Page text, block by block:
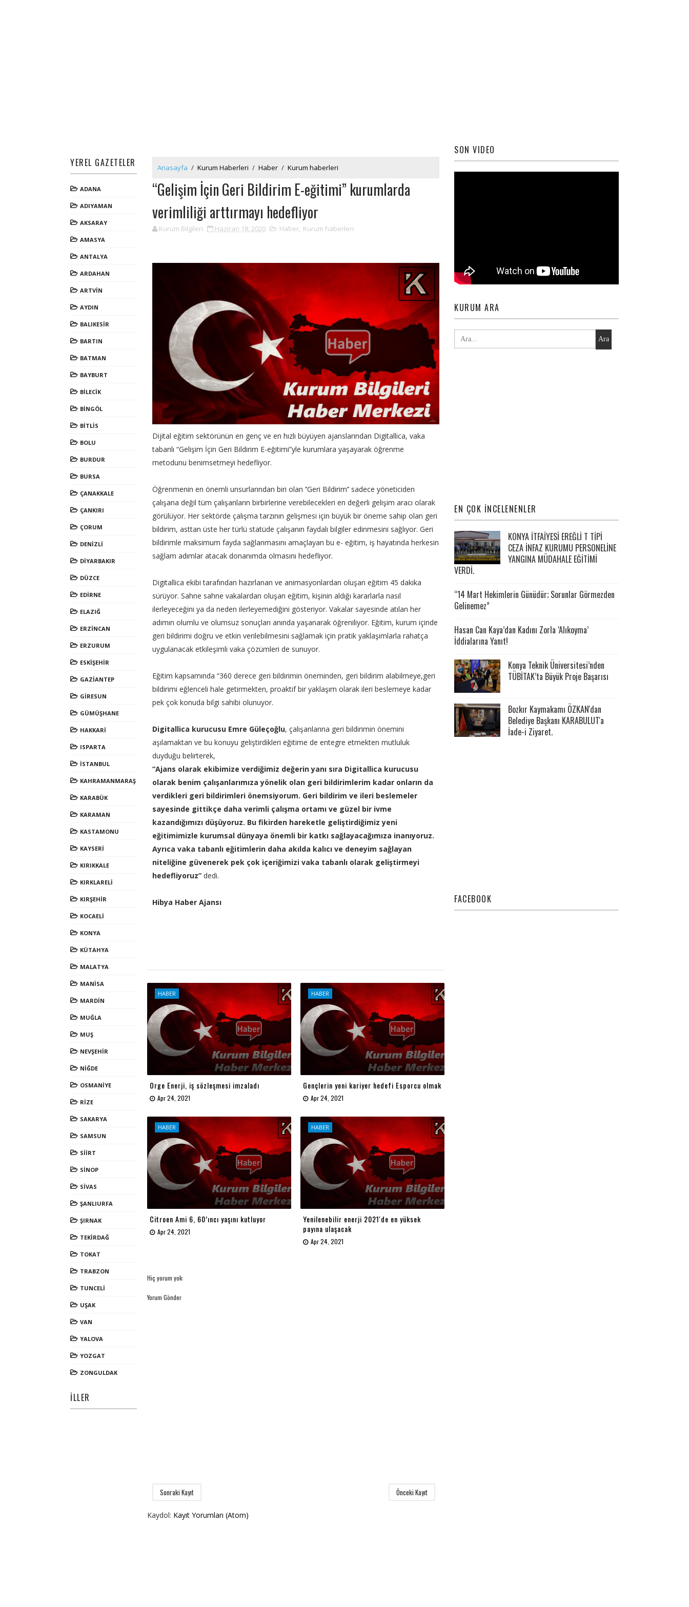
YEREL GAZETELER
ADANA
ADIYAMAN
AKSARAY
AMASYA
ANTALYA
ARDAHAN
ARTVİN
AYDIN
BALIKESİR
BARTIN
BATMAN
BAYBURT
BİLECİK
BİNGÖL
BİTLİS
BOLU
BURDUR
BURSA
ÇANAKKALE
ÇANKIRI
ÇORUM
DENİZLİ
DİYARBAKIR
DÜZCE
EDİRNE
ELAZIĞ
ERZİNCAN
ERZURUM
ESKİŞEHİR
GAZİANTEP
GİRESUN
GÜMÜŞHANE
HAKKARİ
ISPARTA
İSTANBUL
KAHRAMANMARAŞ
KARABÜK
KARAMAN
KASTAMONU
KAYSERİ
KIRIKKALE
KIRKLARELİ
KIRŞEHİR
KOCAELİ
KONYA
KÜTAHYA
MALATYA
MANİSA
MARDİN
MUĞLA
MUŞ
NEVŞEHİR
NİĞDE
OSMANİYE
RİZE
SAKARYA
SAMSUN
SİİRT
SİNOP
SİVAS
ŞANLIURFA
ŞIRNAK
TEKİRDAĞ
TOKAT
TRABZON
TUNCELİ
UŞAK
VAN
YALOVA
YOZGAT
ZONGULDAK
İLLER
Anasayfa / Kurum Haberleri / Haber / Kurum haberleri
“Gelişim İçin Geri Bildirim E-eğitimi” kurumlarda
verimliliği arttırmayı hedefliyor
Kurum Bilgileri Haziran 18, 2020 Haber, Kurum haberleri
Dijital eğitim sektörünün en genç ve en hızlı büyüyen ajanslarından Digitallica, vaka
tabanlı “Gelişim İçin Geri Bildirim E-eğitimi”yle kurumlara yaşayarak öğrenme
metodunu benimsetmeyi hedefliyor.
Öğrenmenin en önemli unsurlarından biri olan ‘’Geri Bildirim’’ sadece yöneticiden
çalışana değil tüm çalışanların birbirlerine verebilecekleri en değerli gelişim aracı olarak
görülüyor. Her sektörde çalışma tarzının gelişmesi için büyük bir öneme sahip olan geri
bildirim, asttan üste her türlü statüde çalışanın faydalı bilgiler edinmesini sağlıyor. Geri
bildirimle maksimum fayda sağlanmasını amaçlayan bu e- eğitim, iş hayatında herkesin
sağlam adımlar atacak donanımda olmasını hedefliyor.
Digitallica ekibi tarafından hazırlanan ve animasyonlardan oluşan eğitim 45 dakika
sürüyor. Sahne sahne vakalardan oluşan eğitim, kişinin aldığı kararlarla nasıl
ilerleyeceğini ya da neden ilerleyemediğini gösteriyor. Vakalar sayesinde atılan her
adımın olumlu ve olumsuz sonuçları anında yaşanarak öğreniliyor. Eğitim, kurum içinde
geri bildirimi doğru ve etkin verilebilmesini sağlamak için pratik yaklaşımlarla rahatça
uygulanacak etkileşimli vaka çözümleri de sunuyor.
Eğitim kapsamında “360 derece geri bildirimin öneminden, geri bildirim alabilmeye,geri
bildirimi eğlenceli hale getirmekten, proaktif bir yaklaşım olarak ileri beslemeye kadar
pek çok konuda bilgi sahibi olunuyor.
Digitallica kurucusu Emre Güleçoğlu, çalışanlarına geri bildirimin önemini
aşılamaktan ve bu konuyu geliştirdikleri eğitime de entegre etmekten mutluluk
duyduğu belirterek,
“Ajans olarak ekibimize verdiğimiz değerin yanı sıra Digitallica kurucusu
olarak benim çalışanlarımıza yönelik olan geri bildirimlerim kadar onların da
verdikleri geri bildirimleri önemsiyorum. Geri bildirim ve ileri beslemeler
sayesinde gittikçe daha verimli çalışma ortamı ve güzel bir ivme
kazandığımızı düşüyoruz. Bu fikirden hareketle geliştirdiğimiz yeni
eğitimimizle kurumsal dünyaya önemli bir katkı sağlayacağımıza inanıyoruz.
Ayrıca vaka tabanlı eğitimlerin daha akılda kalıcı ve deneyim sağlayan
niteliğine güvenerek pek çok içeriğimizi vaka tabanlı olarak geliştirmeyi
hedefliyoruz” dedi.
Hibya Haber Ajansı
HABER
Orge Enerji, iş sözleşmesi imzaladı
Apr 24, 2021
HABER
Gençlerin yeni kariyer hedefi Esporcu olmak
Apr 24, 2021
HABER
Citroen Ami 6, 60’ıncı yaşını kutluyor
Apr 24, 2021
HABER
Yenilenebilir enerji 2021'de en yüksek
payına ulaşacak
Apr 24, 2021
Hiç yorum yok:
Yorum Gönder
Sonraki Kayıt Önceki Kayıt
Kaydol: Kayıt Yorumları (Atom)
SON VIDEO
KURUM ARA
Ara
EN ÇOK İNCELENENLER
KONYA İTFAİYESİ EREĞLİ T TİPİ
CEZA İNFAZ KURUMU PERSONELİNE
YANGINA MÜDAHALE EĞİTİMİ
VERDİ.
“14 Mart Hekimlerin Günüdür; Sorunlar Görmezden
Gelinemez”
Hasan Can Kaya’dan Kadını Zorla ‘Alıkoyma’
İddialarına Yanıt!
Konya Teknik Üniversitesi’nden
TÜBİTAK’ta Büyük Proje Başarısı
Bozkır Kaymakamı ÖZKAN'dan
Belediye Başkanı KARABULUT'a
İade-i Ziyaret.
FACEBOOK